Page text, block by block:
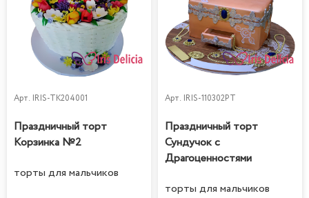
Арт. IRIS-TK204001
Праздничный торт
Корзинка №2
торты для мальчиков
Арт. IRIS-110302PT
Праздничный торт
Сундучок с
Драгоценностями
торты для мальчиков